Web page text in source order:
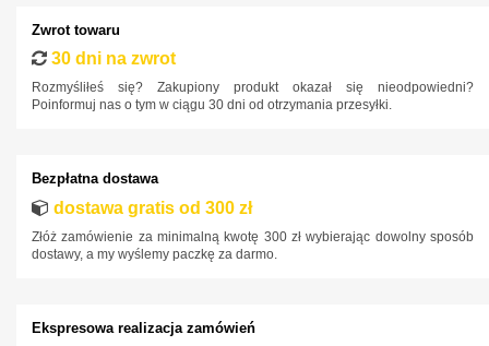
Zwrot towaru
30 dni na zwrot
Rozmyśliłeś się? Zakupiony produkt okazał się nieodpowiedni?
Poinformuj nas o tym w ciągu 30 dni od otrzymania przesyłki.
Bezpłatna dostawa
dostawa gratis od 300 zł
Złóż zamówienie za minimalną kwotę 300 zł wybierając dowolny sposób
dostawy, a my wyślemy paczkę za darmo.
Ekspresowa realizacja zamówień